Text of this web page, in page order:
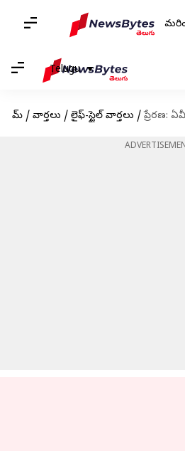
Telugu
హోమ్ / వార్తలు / లైఫ్-స్టైల్ వార్తలు / ప్రేరణ: ఏమీ